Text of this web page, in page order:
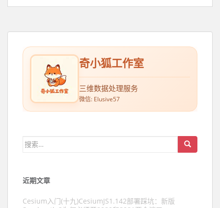
奇小狐工作室
三维数据处理服务
微信: Elusive57
搜索：
近期文章
Cesium入门(十九)CesiumJS1.142部署踩坑：新版